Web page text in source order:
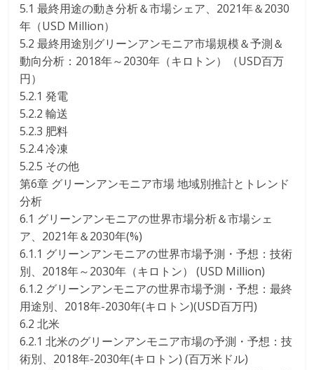
5.1 最終用途の動き分析＆市場シェア、2021年＆2030
年（USD Million）
5.2 最終用途別グリーンアンモニア市場規模＆予測＆
動向分析：2018年～2030年（キロトン）（USD百万
円）
5.2.1 発電
5.2.2 輸送
5.2.3 肥料
5.2.4 冷凍
5.2.5 その他
第6章 グリーンアンモニア市場 地域別推計とトレンド
分析
6.1 グリーンアンモニアの世界市場分析＆市場シェ
ア、2021年＆2030年(%)
6.1.1 グリーンアンモニアの世界市場予測・予想：技術
別、2018年～2030年（キロトン） (USD Million)
6.1.2 グリーンアンモニアの世界市場予測・予想：最終
用途別、2018年-2030年(キロトン)(USD百万円)
6.2 北米
6.2.1 北米のグリーンアンモニア市場の予測・予想：技
術別、2018年-2030年(キロトン) (百万米ドル)